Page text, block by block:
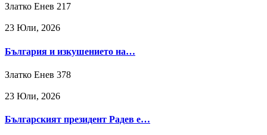
Златко Енев 217
23 Юли, 2026
България и изкушението на…
Златко Енев 378
23 Юли, 2026
Българският президент Радев е…